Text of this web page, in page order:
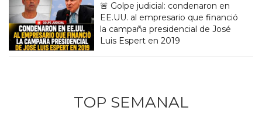
🚨 Golpe judicial: condenaron en
EE.UU. al empresario que financió
la campaña presidencial de José
Luis Espert en 2019
TOP SEMANAL